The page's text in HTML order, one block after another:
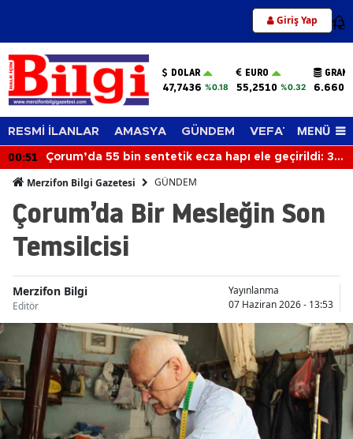
Giriş Yap 12
DOLAR
47,7436 %0.18
EURO
55,2510 %0.32
RESMİ İLANLAR AMASYA GÜNDEM VEFAT EDENLER
MENÜ
00:51
Çorum’da 55 bin sentetik ecza hapı ele geçirildi: 3
Merzifon Bilgi Gazetesi GÜNDEM
Çorum’da Bir Mesleğin Son
Temsilcisi
Merzifon Bilgi
Editör
Yayınlanma
07 Haziran 2026 - 13:53